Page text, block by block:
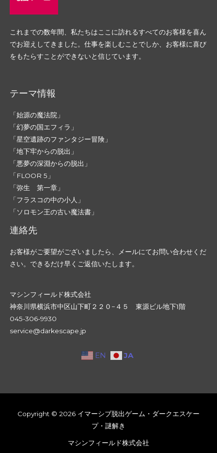
これまでの数年間、私たちはここに訪れるすべてのお客様を喜ん
でお迎えしてきました。仕事を楽しむことでしか、お客様に喜び
をもたらすことができないと信じています。
テーマ情報
「始源の魔法院」
「幻夢の国エフィラ」
「星空遺跡のファンタジー冒険」
「地下牢からの脱出」
「悪夢の深淵からの脱出」
「FLOOR 5」
「弥生 第一章」
「フラスコの中の小人」
「ソロモン王の古い魔法書」
連絡先
お客様がご要望がございましたら、メールにてお問い合わせくだ
さい。できるだけ早くご返信いたします。
マシンフィールド株式会社
神奈川県横浜市中区山下町２２０−４５ 東源ビル地下1階
045-306-9930
service@darkescape.jp​
EN JA
Copyright © 2026 イマーシブ脱出ゲーム・ダークエスケー
プ・謎解き
マシンフィールド株式会社